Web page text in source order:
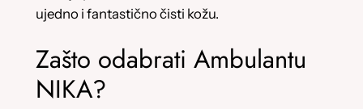
ujedno i fantastično čisti kožu.
Zašto odabrati Ambulantu
NIKA?